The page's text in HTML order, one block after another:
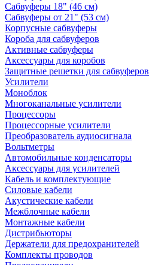
Сабвуферы 18" (46 см)
Сабвуферы от 21" (53 см)
Корпусные сабвуферы
Короба для сабвуферов
Активные сабвуферы
Аксессуары для коробов
Защитные решетки для сабвуферов
Усилители
Моноблок
Многоканальные усилители
Процессоры
Процессорные усилители
Преобразователь аудиосигнала
Вольтметры
Автомобильные конденсаторы
Аксессуары для усилителей
Кабель и комплектующие
Силовые кабели
Акустические кабели
Межблочные кабели
Монтажные кабели
Дистрибьюторы
Держатели для предохранителей
Комплекты проводов